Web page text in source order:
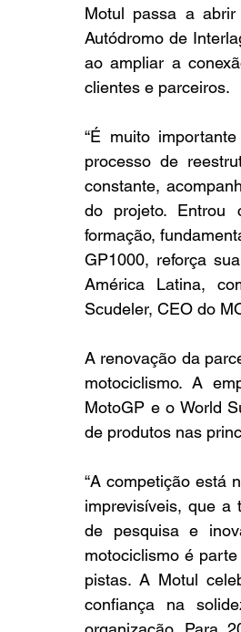
Motul passa a
Autódromo de
ao ampliar a
clientes e parceiros.
“É muito
processo de
constante,
do projeto. Entrou
formação,
GP1000, reforça
América Latina,
Scudeler, CEO do
A renovação da
motociclismo. A
MotoGP e o World
de produtos nas
“A competição está
imprevisíveis, que a
de pesquisa e
motociclismo é
pistas. A Motul
confiança na